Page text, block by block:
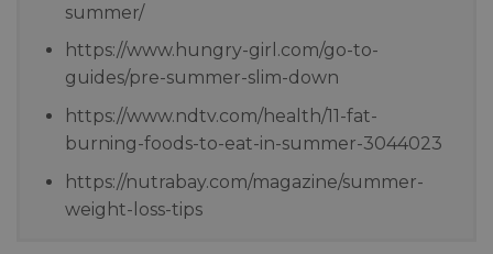
summer/
https://www.hungry-girl.com/go-to-
guides/pre-summer-slim-down
https://www.ndtv.com/health/11-fat-
burning-foods-to-eat-in-summer-3044023
https://nutrabay.com/magazine/summer-
weight-loss-tips